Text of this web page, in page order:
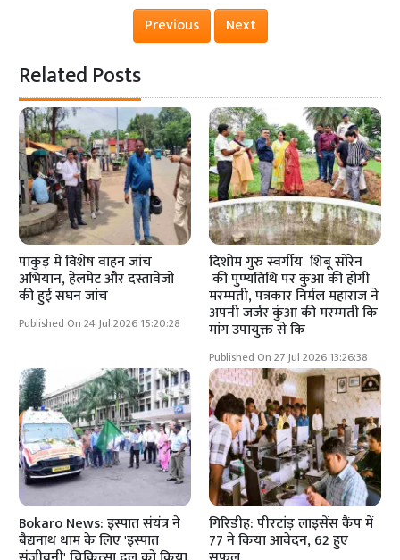
Previous Next
Related Posts
पाकुड़ में विशेष वाहन जांच
अभियान, हेलमेट और दस्तावेजों
की हुई सघन जांच
Published On 24 Jul 2026 15:20:28
दिशोम गुरु स्वर्गीय शिबू सोरेन
की पुण्यतिथि पर कुंआ की होगी
मरम्मती, पत्रकार निर्मल महाराज ने
अपनी जर्जर कुंआ की मरम्मती कि
मांग उपायुक्त से कि
Published On 27 Jul 2026 13:26:38
Bokaro News: इस्पात संयंत्र ने
बैद्यनाथ धाम के लिए 'इस्पात
गिरिडीह: पीरटांड़ लाइसेंस कैंप में
77 ने किया आवेदन, 62 हुए